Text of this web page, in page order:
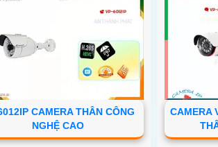
CAMERA THÂN CÔNG
NGHỆ CAO
CAMERA